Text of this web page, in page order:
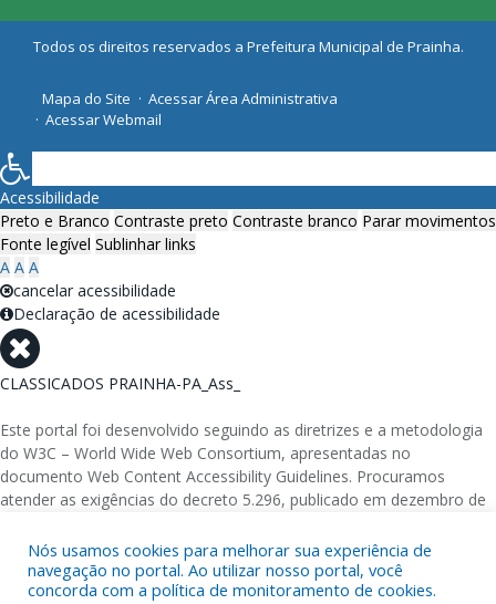
Todos os direitos reservados a Prefeitura Municipal de Prainha.
Mapa do Site
Acessar Área Administrativa
Acessar Webmail
Nós usamos cookies para melhorar sua experiência de
navegação no portal. Ao utilizar nosso portal, você
concorda com a política de monitoramento de cookies.
Acessibilidade
Preto e Branco Contraste preto Contraste branco Parar movimentos
Fonte legível Sublinhar links
A A A
cancelar acessibilidade
Declaração de acessibilidade
CLASSICADOS PRAINHA-PA_Ass_
Este portal foi desenvolvido seguindo as diretrizes e a metodologia
do W3C – World Wide Web Consortium, apresentadas no
documento Web Content Accessibility Guidelines. Procuramos
atender as exigências do decreto 5.296, publicado em dezembro de
eletrônicos da administração pública na rede mundial de
computadores para o uso das pessoas com necessidades especiais,
garantindo-lhes o pleno acesso aos conteúdos disponíveis.